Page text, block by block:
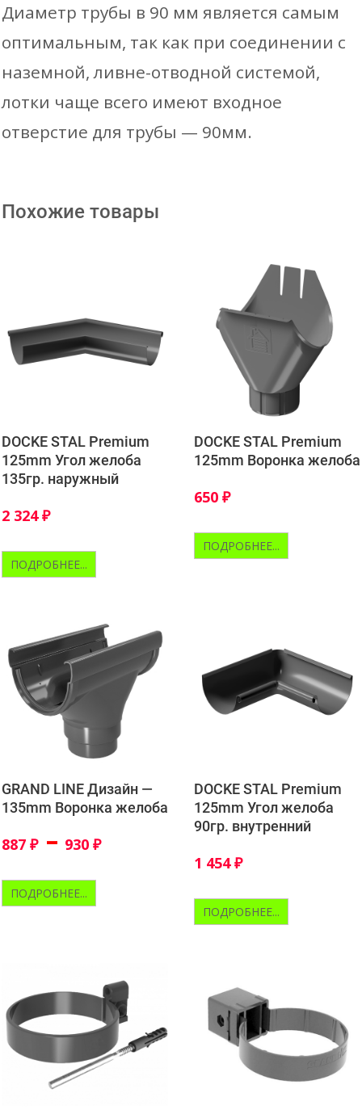
Диаметр трубы в 90 мм является самым
оптимальным, так как при соединении с
наземной, ливне-отводной системой,
лотки чаще всего имеют входное
отверстие для трубы — 90мм.
Похожие товары
DOCKE STAL Premium
125mm Угол желоба
135гр. наружный
2 324₽
ПОДРОБНЕЕ...
DOCKE STAL Premium
125mm Воронка желоба
650 ₽
ПОДРОБНЕЕ...
GRAND LINE Дизайн —
135mm Воронка желоба
887 ₽ – 930 ₽
ПОДРОБНЕЕ...
DOCKE STAL Premium
125mm Угол желоба
90гр. внутренний
1 454₽
ПОДРОБНЕЕ...